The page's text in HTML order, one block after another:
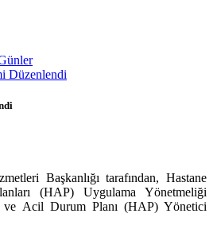
Düzenlendi
Başkanlığı tarafından, Hastane
(HAP) Uygulama Yönetmeliği
ve Acil Durum Planı (HAP) Yönetici